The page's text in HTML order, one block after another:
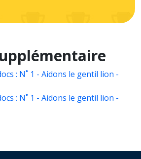
: N˚ 1 - Aidons le gentil lion -
: N˚ 1 - Aidons le gentil lion -